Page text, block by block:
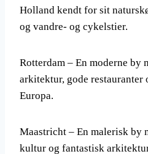
Holland kendt for sit
og vandre- og cykelstier.
Rotterdam – En moderne by
arkitektur, gode restauranter
Europa.
Maastricht – En malerisk by
kultur og fantastisk